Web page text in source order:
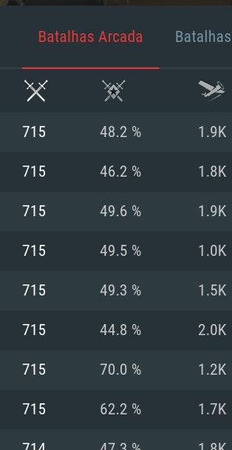
DE
Batalhas Arcada
715 48.2 % 1.9K
715 46.2 % 1.8K
715 49.6 % 1.9K
715 49.5 % 1.0K
715 49.3 % 1.5K
715 44.8 % 2.0K
715 70.0 % 1.2K
715 62.2 % 1.7K